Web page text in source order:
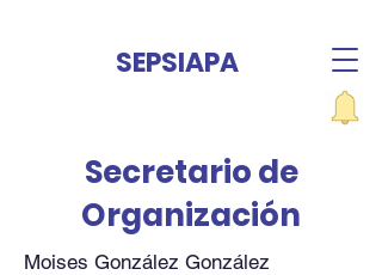
SEPSIAPA
Secretario de
Organización
Moises González González